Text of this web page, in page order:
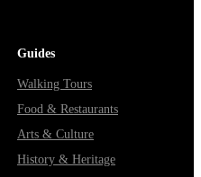
Guides
Walking Tours
Food & Restaurants
Arts & Culture
History & Heritage